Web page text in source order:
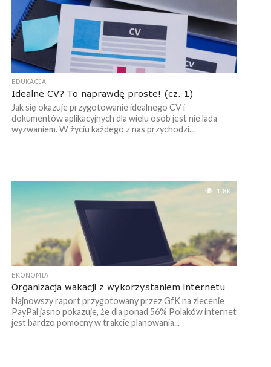
EDUKACJA
Idealne CV? To naprawdę proste! (cz. 1)
Jak się okazuje przygotowanie idealnego CV i
dokumentów aplikacyjnych dla wielu osób jest nie lada
wyzwaniem. W życiu każdego z nas przychodzi...
1.8K
EKONOMIA
Organizacja wakacji z wykorzystaniem internetu
Najnowszy raport przygotowany przez GfK na zlecenie
PayPal jasno pokazuje, że dla ponad 56% Polaków internet
jest bardzo pomocny w trakcie planowania...